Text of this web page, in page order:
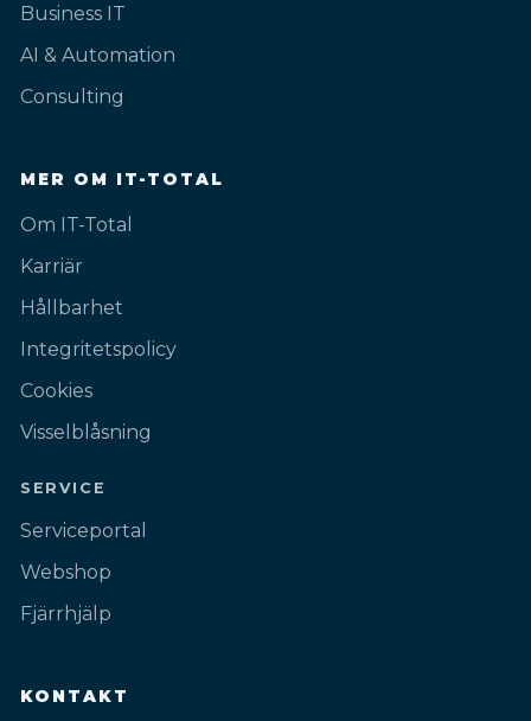
Business IT
AI & Automation
Consulting
MER OM IT-TOTAL
Om IT-Total
Karriär
Hållbarhet
Integritetspolicy
Cookies
Visselblåsning
SERVICE
Serviceportal
Webshop
Fjärrhjälp
KONTAKT